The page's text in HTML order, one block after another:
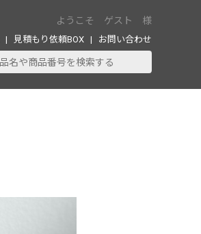
ようこそ ゲスト 様
見積もり依頼BOX お問い合わせ